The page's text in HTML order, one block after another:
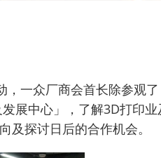
一众厂商会首长除参观
展中心」，了解3D打印
及探讨日后的合作机会。